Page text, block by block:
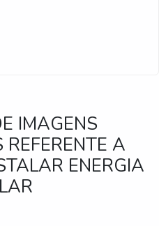
IMAGENS
A
ENERGIA